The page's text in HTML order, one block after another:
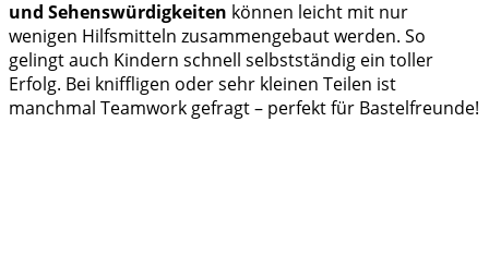
und Sehenswürdigkeiten können leicht mit nur
wenigen Hilfsmitteln zusammengebaut werden. So
gelingt auch Kindern schnell selbstständig ein toller
Erfolg. Bei kniffligen oder sehr kleinen Teilen ist
manchmal Teamwork gefragt – perfekt für Bastelfreunde!